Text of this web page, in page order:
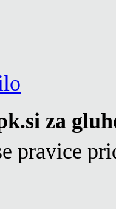
za
pravice